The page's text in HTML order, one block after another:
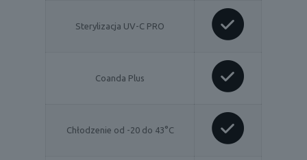
Sterylizacja UV-C PRO
Coanda Plus
Chłodzenie od -20 do 43°C